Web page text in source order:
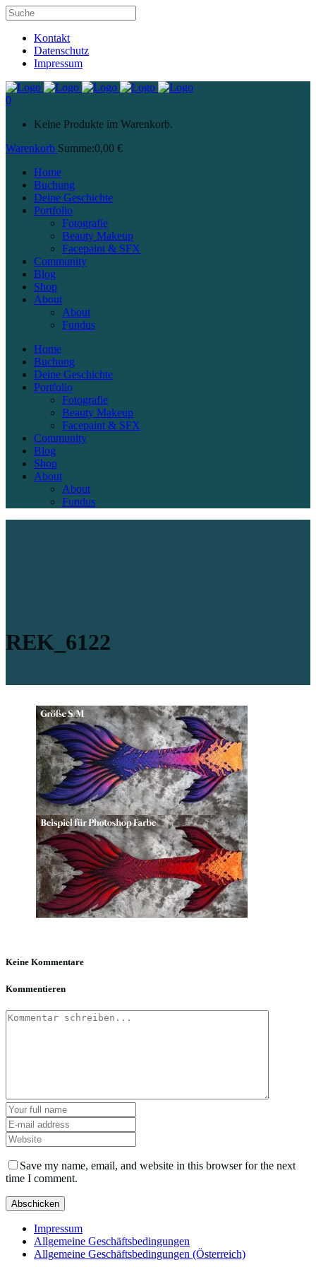
Kontakt
Datenschutz
Impressum
0
Keine Produkte im Warenkorb.
Warenkorb Summe:0,00 €
Home
Buchung
Deine Geschichte
Portfolio
Fotografie
Beauty Makeup
Facepaint & SFX
Community
Blog
Shop
About
About
Fundus
Home
Buchung
Deine Geschichte
Portfolio
Fotografie
Beauty Makeup
Facepaint & SFX
Community
Blog
Shop
About
About
Fundus
REK_6122
Keine Kommentare
Kommentieren
Save my name, email, and website in this browser for the next
time I comment.
Impressum
Allgemeine Geschäftsbedingungen
Allgemeine Geschäftsbedingungen (Österreich)